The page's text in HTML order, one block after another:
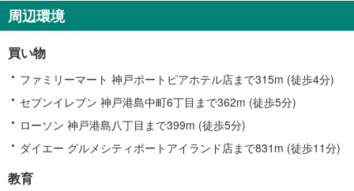
区
に
関
す
る
情
報
周辺環境
買い物
ファミリーマート 神戸ポートピアホテル店まで315m (徒歩4分)
セブンイレブン 神戸港島中町6丁目まで362m (徒歩5分)
ローソン 神戸港島八丁目まで399m (徒歩5分)
ダイエー グルメシティポートアイランド店まで831m (徒歩11分)
教育